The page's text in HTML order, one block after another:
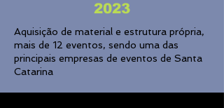
2023
Aquisição de material e estrutura própria,
mais de 12 eventos, sendo uma das
principais empresas de eventos de Santa
Catarina